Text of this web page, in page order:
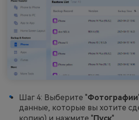
Шаг 4: Выберите "Фотографии
данные, которые вы хотите